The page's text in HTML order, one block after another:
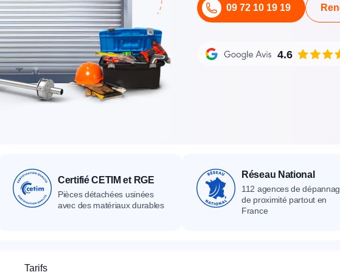
Catalogue Devis gratuit
Catalogue Devis gratuit Contact
Tous nos produits Catalogue Devis gratuit Contact
09 72 10 19 19
4.6
Certifié CETIM et RGE
Pièces détachées usinées
avec des matériaux durables
Réseau National
112 agences de
de proximité partout en
France
Tarifs